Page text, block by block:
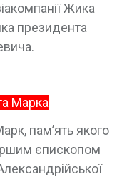
Жика
президента
Марка
пам’ять якого
єпископом